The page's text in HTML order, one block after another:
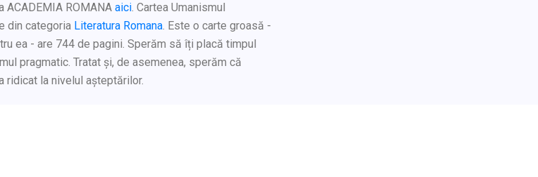
ROMANA aici. Cartea Umanismul
din categoria Literatura Romana. Este o carte groasă -
ea - are 744 de pagini. Sperăm să îți placă timpul
pragmatic. Tratat și, de asemenea, sperăm că
ridicat la nivelul așteptărilor.